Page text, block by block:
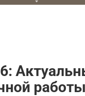
работы